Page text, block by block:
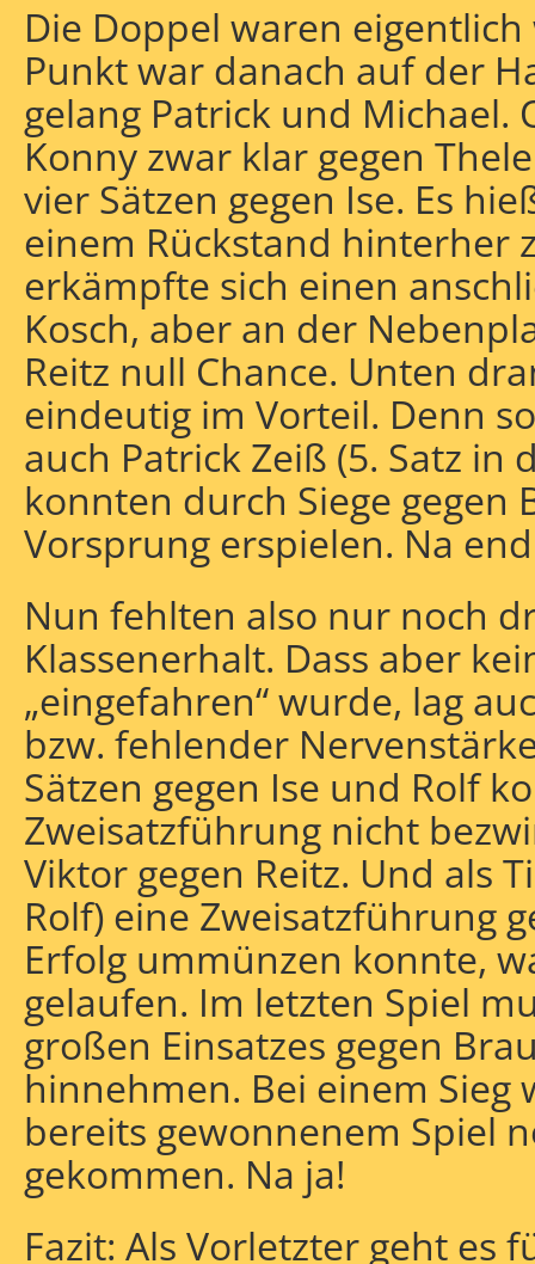
Die Doppel waren
Punkt war danach auf der
gelang Patrick und Michael.
Konny zwar klar gegen
vier Sätzen gegen Ise. Es
einem Rückstand hinterher
erkämpfte sich einen
Kosch, aber an der
Reitz null Chance. Unten
eindeutig im Vorteil. Denn
auch Patrick Zeiß (5. Satz in
konnten durch Siege gegen
Vorsprung erspielen. Na
Nun fehlten also nur noch
Klassenerhalt. Dass aber
„eingefahren“ wurde, lag
bzw. fehlender
Sätzen gegen Ise und Rolf
Zweisatzführung nicht
Viktor gegen Reitz. Und als
Rolf) eine Zweisatzführung
Erfolg ummünzen konnte,
gelaufen. Im letzten Spiel
großen Einsatzes gegen
hinnehmen. Bei einem Sieg
bereits gewonnenem Spiel
gekommen. Na ja!
Fazit: Als Vorletzter geht es